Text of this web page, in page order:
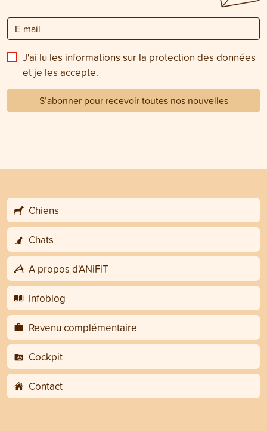
J'ai lu les informations sur la protection des données
et je les accepte.
S’abonner pour recevoir toutes nos nouvelles
Chiens
Chats
A propos d'ANiFiT
Infoblog
Revenu complémentaire
Cockpit
Contact